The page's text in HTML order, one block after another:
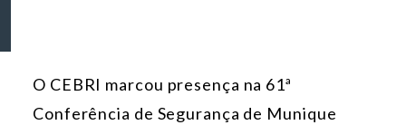
O CEBRI marcou presença na 61ª
Conferência de Segurança de Munique